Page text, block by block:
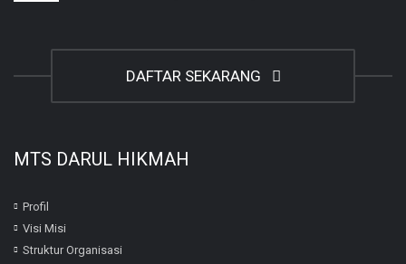
DAFTAR SEKARANG
MTS DARUL HIKMAH
Profil
Visi Misi
Struktur Organisasi